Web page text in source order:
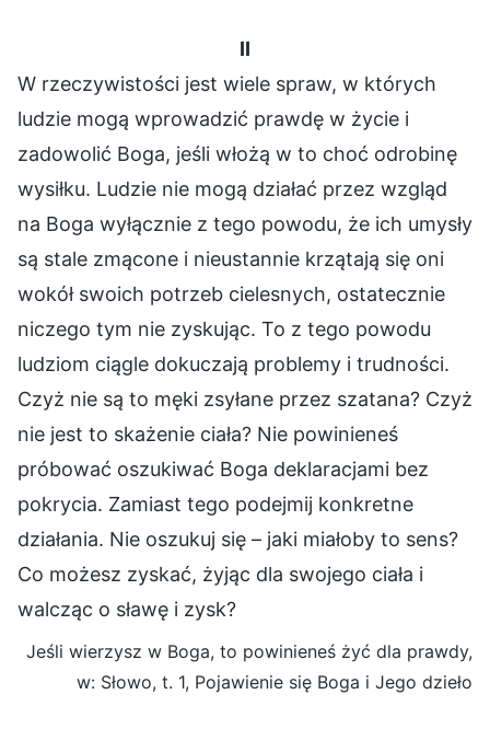
II
W rzeczywistości jest wiele spraw, w których
ludzie mogą wprowadzić prawdę w życie i
zadowolić Boga, jeśli włożą w to choć odrobinę
wysiłku. Ludzie nie mogą działać przez wzgląd
na Boga wyłącznie z tego powodu, że ich umysły
są stale zmącone i nieustannie krzątają się oni
wokół swoich potrzeb cielesnych, ostatecznie
niczego tym nie zyskując. To z tego powodu
ludziom ciągle dokuczają problemy i trudności.
Czyż nie są to męki zsyłane przez szatana? Czyż
nie jest to skażenie ciała? Nie powinieneś
próbować oszukiwać Boga deklaracjami bez
pokrycia. Zamiast tego podejmij konkretne
działania. Nie oszukuj się – jaki miałoby to sens?
Co możesz zyskać, żyjąc dla swojego ciała i
walcząc o sławę i zysk?
Jeśli wierzysz w Boga, to powinieneś żyć dla prawdy,
w: Słowo, t. 1, Pojawienie się Boga i Jego dzieło